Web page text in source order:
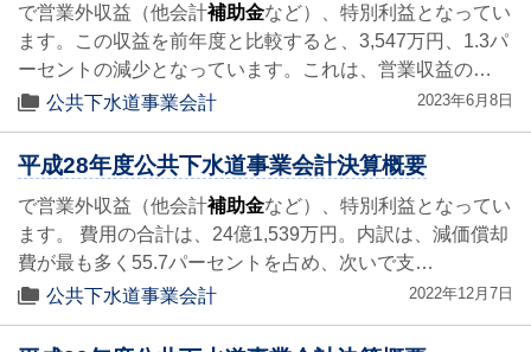
で営業外収益（他会計補助金など）、特別利益となってい
ます。この収益を前年度と比較すると、3,547万円、1.3パ
ーセントの減少となっています。これは、営業収益の…
公共下水道事業会計
2023年6月8日
平成28年度公共下水道事業会計決算概要
で営業外収益（他会計補助金など）、特別利益となってい
ます。 費用の合計は、24億1,539万円。内訳は、減価償却
費が最も多く55.7パーセントを占め、次いで支…
公共下水道事業会計
2022年12月7日